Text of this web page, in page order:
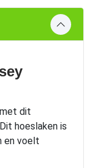
dit
hoeslaken is
en voelt